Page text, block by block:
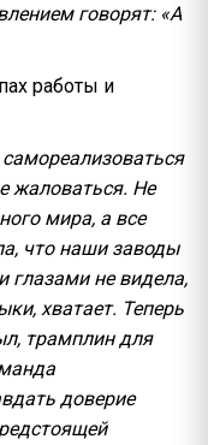
говорят: «А
работы и
жаловаться. Не
мира, а все
что наши заводы
глазами не видела,
хватает. Теперь
трамплин для
доверие